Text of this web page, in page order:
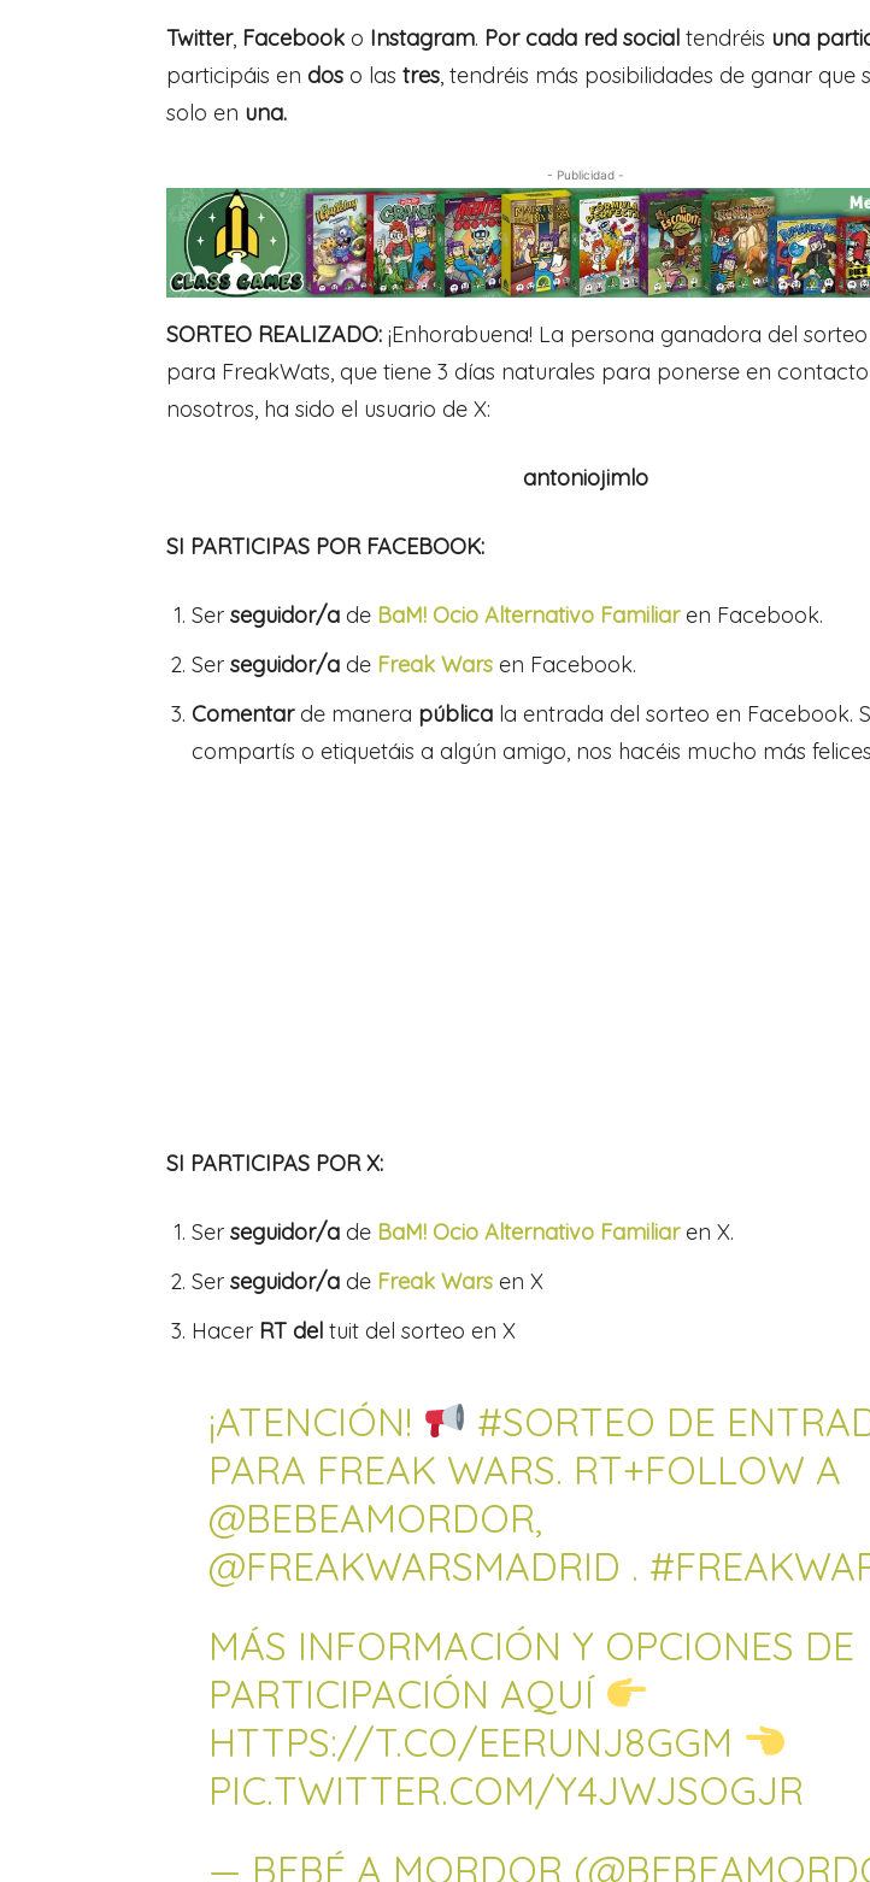
Twitter, Facebook o Instagram. Por cada red social tendréis una
participáis en dos o las tres , tendréis más posibilidades de ganar que
solo en una.
- Publicidad -
SORTEO REALIZADO: ¡Enhorabuena! La persona ganadora del
para FreakWats, que tiene 3 días naturales para ponerse en
nosotros, ha sido el usuario de X:
antoniojimlo
SI PARTICIPAS POR FACEBOOK:
Ser seguidor/a de BaM! Ocio Alternativo Familiaren Facebook.
Ser seguidor/a de Freak Wars en Facebook.
Comentarde manera pública la entrada del sorteo en Facebook.
compartís o etiquetáis a algún amigo, nos hacéis mucho más felices
SI PARTICIPAS POR X:
Ser seguidor/a de BaM! Ocio Alternativo Familiaren X.
Ser seguidor/a de Freak Wars en X
Hacer RT del tuit del sorteo en X
¡ATENCIÓN! #SORTEO DE
PARA FREAK WARS. RT+FOLLOW A
@BEBEAMORDOR,
@FREAKWARSMADRID .
MÁS INFORMACIÓN Y OPCIONES DE
PARTICIPACIÓN AQUÍ
HTTPS://T.CO/EERUNJ8GGM
PIC.TWITTER.COM/Y4JWJSOGJR
— BEBÉ A MORDOR